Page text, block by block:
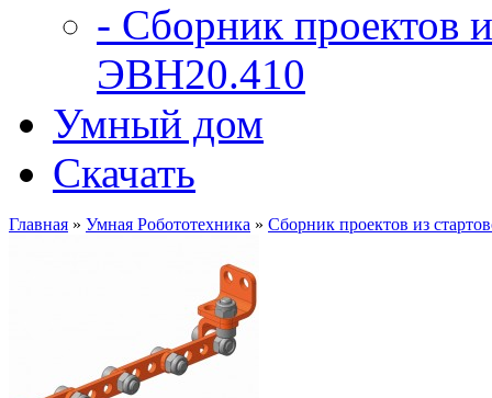
- Сборник проектов
ЭВН20.410
Умный дом
Скачать
Главная » Умная Робототехника » Сборник проектов из